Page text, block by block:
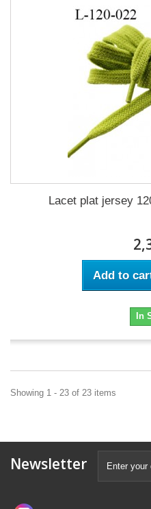
Lacet plat jersey
Add to
In
Showing 1 - 23 of 23 items
Newsletter